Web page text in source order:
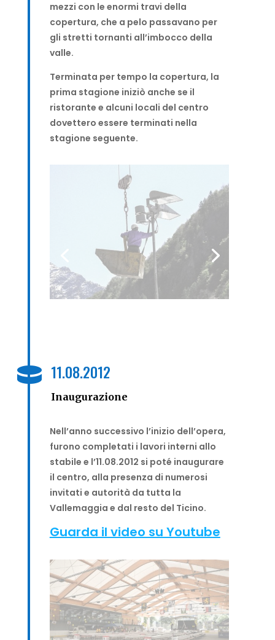
mezzi con le enormi travi della
copertura, che a pelo passavano per
gli stretti tornanti all’imbocco della
valle.
Terminata per tempo la copertura, la
prima stagione iniziò anche se il
ristorante e alcuni locali del centro
dovettero essere terminati nella
stagione seguente.
 11.08.2012
Inaugurazione
Nell’anno successivo l’inizio dell’opera,
furono completati i lavori interni allo
stabile e l’11.08.2012 si poté inaugurare
il centro, alla presenza di numerosi
invitati e autorità da tutta la
Vallemaggia e dal resto del Ticino.
Guarda il video su Youtube